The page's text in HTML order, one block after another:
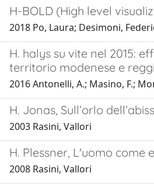
H-BOLD (High level
2018 Po, Laura; Desimoni,
H. halys su vite nel 2015:
territorio modenese e
2016 Antonelli, A.; Masino, F.;
H. Jonas, Sull’orlo
2003 Rasini, Vallori
H. Plessner, L'uomo come
2008 Rasini, Vallori